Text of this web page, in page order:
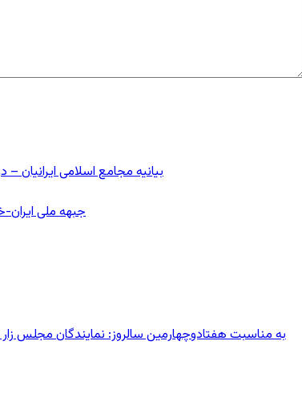
بیانیه مجامع اسلامی
جبهه ملی
به مناسبت هفتادوچهارمین سالروز: نمایندگان مجلس زار می‌زدند/ تهران در آتش؛ ۳۰